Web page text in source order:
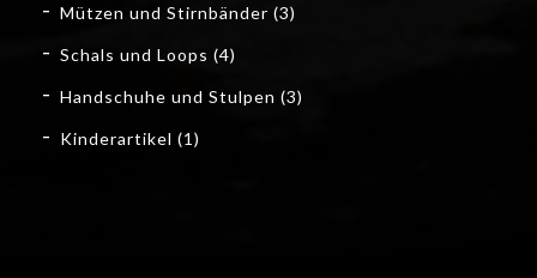
Mützen und Stirnbänder (3)
Schals und Loops (4)
Handschuhe und Stulpen (3)
Kinderartikel (1)